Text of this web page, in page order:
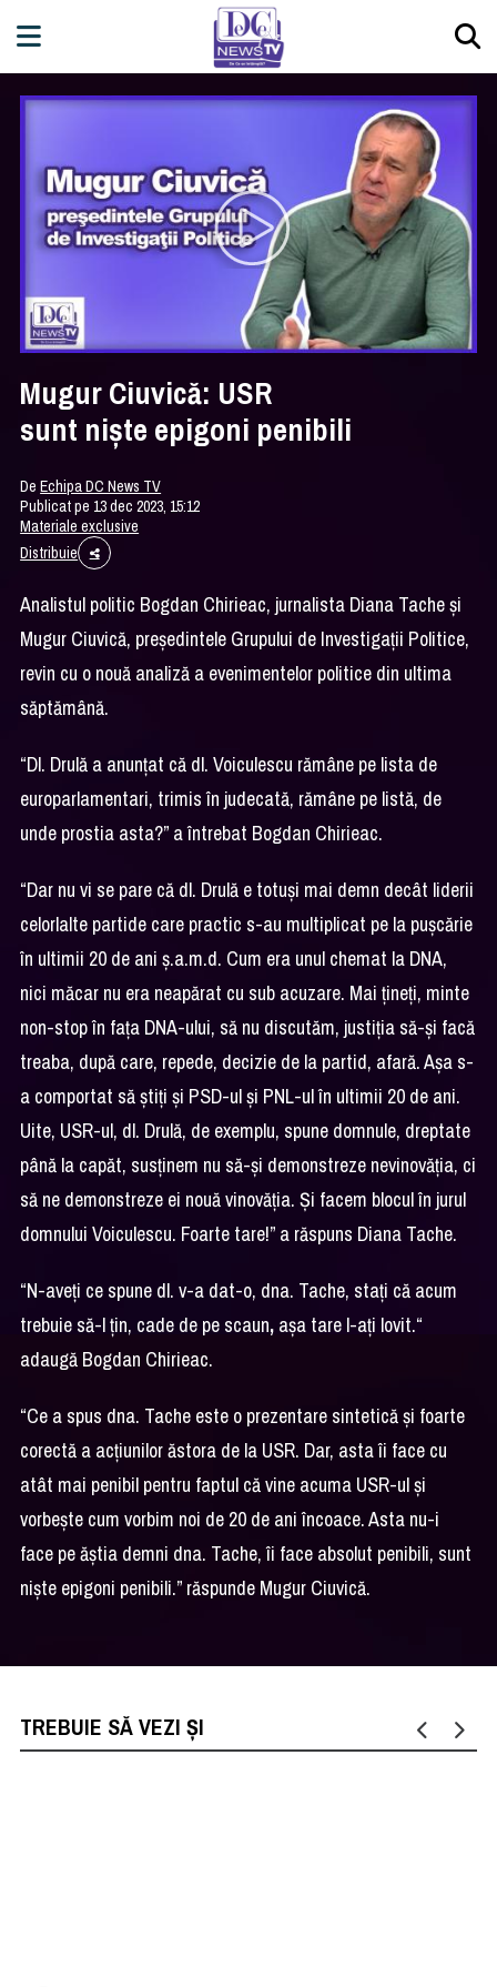
Mugur Ciuvică: USR
sunt niște epigoni penibili
DeEchipa DC News TV
Publicat pe 13 dec 2023, 15:12
Materiale exclusive
Distribuie
Analistul politic Bogdan Chirieac, jurnalista Diana Tache şi
Mugur Ciuvică, preşedintele Grupului de Investigaţii Politice,
revin cu o nouă analiză a evenimentelor politice din ultima
săptămână.
“Dl. Drulă a anunțat că dl. Voiculescu rămâne pe lista de
europarlamentari, trimis în judecată, rămâne pe listă, de
unde prostia asta?” a întrebat Bogdan Chirieac.
“Dar nu vi se pare că dl. Drulă e totuși mai demn decât liderii
celorlalte partide care practic s-au multiplicat pe la pușcărie
în ultimii 20 de ani ș.a.m.d. Cum era unul chemat la DNA,
nici măcar nu era neapărat cu sub acuzare. Mai țineți, minte
non-stop în fața DNA-ului, să nu discutăm, justiția să-și facă
treaba, după care, repede, decizie de la partid, afară. Așa s-
a comportat să știți și PSD-ul și PNL-ul în ultimii 20 de ani.
Uite, USR-ul, dl. Drulă, de exemplu, spune domnule, dreptate
până la capăt, susținem nu să-și demonstreze nevinovăția, ci
să ne demonstreze ei nouă vinovăția. Și facem blocul în jurul
domnului Voiculescu. Foarte tare!” a răspuns Diana Tache.
“N-aveți ce spune dl. v-a dat-o, dna. Tache, stați că acum
trebuie să-l țin, cade de pe scaun, așa tare l-ați lovit.“
adaugă Bogdan Chirieac.
“Ce a spus dna. Tache este o prezentare sintetică și foarte
corectă a acțiunilor ăstora de la USR. Dar, asta îi face cu
atât mai penibil pentru faptul că vine acuma USR-ul și
vorbește cum vorbim noi de 20 de ani încoace. Asta nu-i
face pe ăștia demni dna. Tache, îi face absolut penibili, sunt
niște epigoni penibili.” răspunde Mugur Ciuvică.
TREBUIE SĂ VEZI ȘI